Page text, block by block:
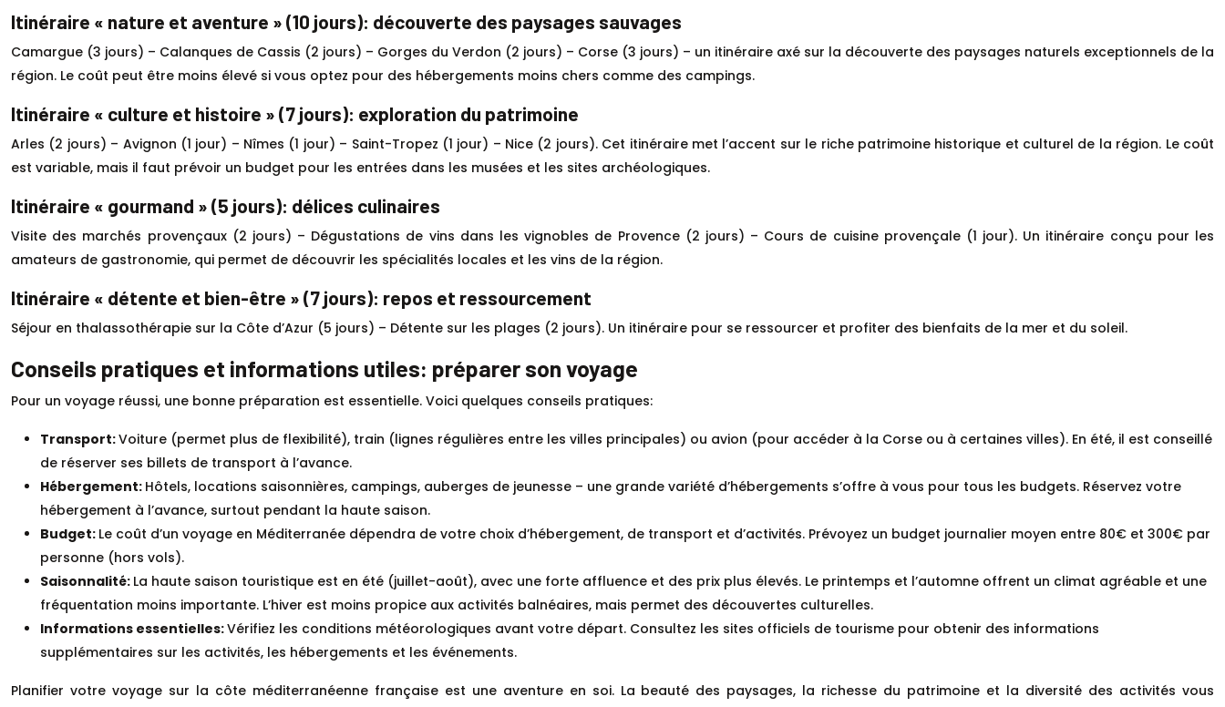
Itinéraire « nature et aventure » (10 jours): découverte des paysages sauvages
Camargue (3 jours) – Calanques de Cassis (2 jours) – Gorges du Verdon (2 jours) – Corse (3 jours) – un itinéraire axé sur la découverte des paysages naturels exceptionnels de la
région. Le coût peut être moins élevé si vous optez pour des hébergements moins chers comme des campings.
Itinéraire « culture et histoire » (7 jours): exploration du patrimoine
Arles (2 jours) – Avignon (1 jour) – Nîmes (1 jour) – Saint-Tropez (1 jour) – Nice (2 jours). Cet itinéraire met l’accent sur le riche patrimoine historique et culturel de la région. Le coût
est variable, mais il faut prévoir un budget pour les entrées dans les musées et les sites archéologiques.
Itinéraire « gourmand » (5 jours): délices culinaires
Visite des marchés provençaux (2 jours) – Dégustations de vins dans les vignobles de Provence (2 jours) – Cours de cuisine provençale (1 jour). Un itinéraire conçu pour les
amateurs de gastronomie, qui permet de découvrir les spécialités locales et les vins de la région.
Itinéraire « détente et bien-être » (7 jours): repos et ressourcement
Séjour en thalassothérapie sur la Côte d’Azur (5 jours) – Détente sur les plages (2 jours). Un itinéraire pour se ressourcer et profiter des bienfaits de la mer et du soleil.
Conseils pratiques et informations utiles: préparer son voyage
Pour un voyage réussi, une bonne préparation est essentielle. Voici quelques conseils pratiques:
Transport:Voiture (permet plus de flexibilité), train (lignes régulières entre les villes principales) ou avion (pour accéder à la Corse ou à certaines villes). En été, il est conseillé
de réserver ses billets de transport à l’avance.
Hébergement: Hôtels, locations saisonnières, campings, auberges de jeunesse – une grande variété d’hébergements s’offre à vous pour tous les budgets. Réservez votre
hébergement à l’avance, surtout pendant la haute saison.
Budget: Le coût d’un voyage en Méditerranée dépendra de votre choix d’hébergement, de transport et d’activités. Prévoyez un budget journalier moyen entre 80€ et 300€ par
personne (hors vols).
Saisonnalité: La haute saison touristique est en été (juillet-août), avec une forte affluence et des prix plus élevés. Le printemps et l’automne offrent un climat agréable et une
fréquentation moins importante. L’hiver est moins propice aux activités balnéaires, mais permet des découvertes culturelles.
Informations essentielles:Vérifiez les conditions météorologiques avant votre départ. Consultez les sites officiels de tourisme pour obtenir des informations
supplémentaires sur les activités, les hébergements et les événements.
Planifier votre voyage sur la côte méditerranéenne française est une aventure en soi. La beauté des paysages, la richesse du patrimoine et la diversité des activités vous